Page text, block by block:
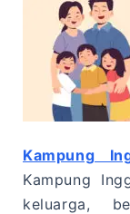
Kampung
Kampung
keluarga,